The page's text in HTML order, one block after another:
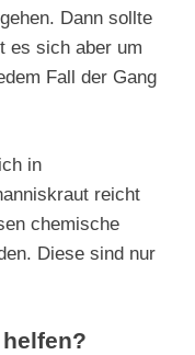
Dann sollte
es sich aber um
Fall der Gang
in
reicht
chemische
Diese sind nur